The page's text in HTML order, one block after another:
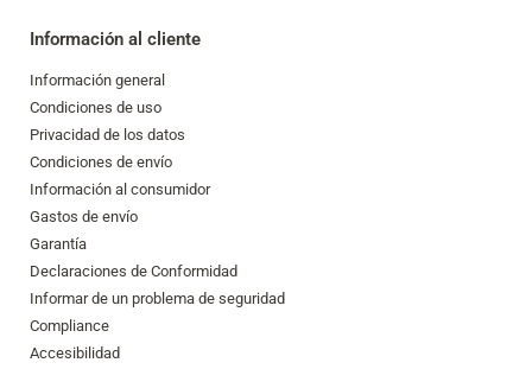
Información al cliente
Información general
Condiciones de uso
Privacidad de los datos
Condiciones de envío
Información al consumidor
Gastos de envío
Garantía
Declaraciones de Conformidad
Informar de un problema de seguridad
Compliance
Accesibilidad